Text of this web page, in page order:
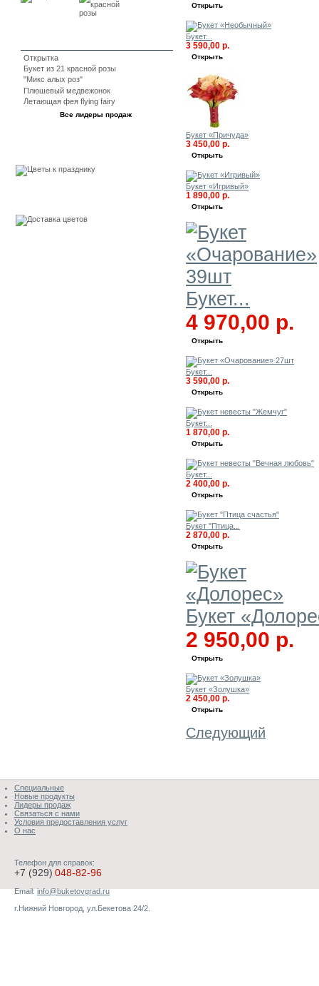
Открыть
Букет...
3 590,00 р.
Открыть
Букет «Причуда»
3 450,00 р.
Открыть
Букет «Игривый»
1 890,00 р.
Открыть
Букет...
4 970,00 р.
Открыть
Букет...
3 590,00 р.
Открыть
Букет...
1 870,00 р.
Открыть
Букет...
2 400,00 р.
Открыть
Букет "Птица...
2 870,00 р.
Открыть
Букет
2 950,00 р.
Открыть
Букет «Золушка»
2 450,00 р.
Открыть
Следующий
Открытка
Букет из 21 красной розы
"Микс алых роз"
Плюшевый медвежонок
Летающая фея flying fairy
Все лидеры продаж
Специальные
Новые продукты
Лидеры продаж
Связаться с нами
Условия предоставления услуг
О нас
Телефон для справок:
+7 (929) 048-82-96
Email:info@buketovgrad.ru
г.Нижний Новгород, ул.Бекетова 24/2.